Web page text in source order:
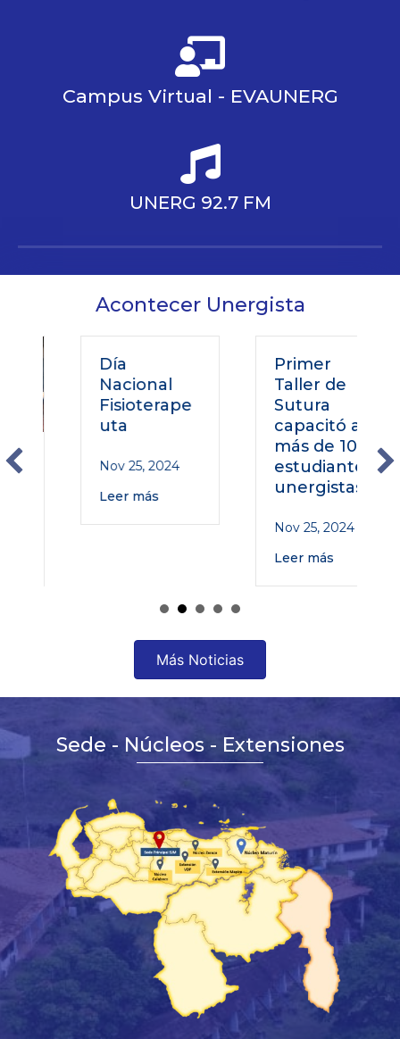
Campus Virtual - EVAUNERG
UNERG 92.7 FM
Acontecer Unergista
Nacional
Fisioterape
uta
Nov 25, 2024
Leer más
Primer
Taller de
Sutura
capacitó a
más de 100
estudiantes
unergistas
Nov 25, 2024
Leer más
Más Noticias
Sede - Núcleos - Extensiones